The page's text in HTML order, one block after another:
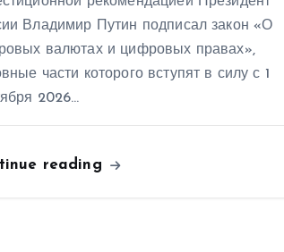
Владимир Путин подписал закон «О
валютах и цифровых правах»,
части которого вступят в силу с 1
2026…
reading